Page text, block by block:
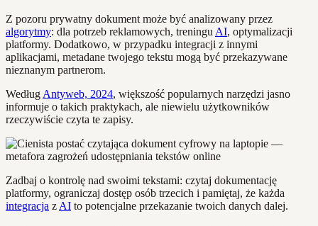
Z pozoru prywatny dokument może być analizowany przez
algorytmy: dla potrzeb reklamowych, treninguAI, optymalizacji
platformy. Dodatkowo, w przypadku integracji z innymi
aplikacjami, metadane twojego tekstu mogą być przekazywane
nieznanym partnerom.
WedługAntyweb, 2024, większość popularnych narzędzi jasno
informuje o takich praktykach, ale niewielu użytkowników
rzeczywiście czyta te zapisy.
Zadbaj o kontrolę nad swoimi tekstami: czytaj dokumentację
platformy, ograniczaj dostęp osób trzecich i pamiętaj, że każda
integracja zAI to potencjalne przekazanie twoich danych dalej.